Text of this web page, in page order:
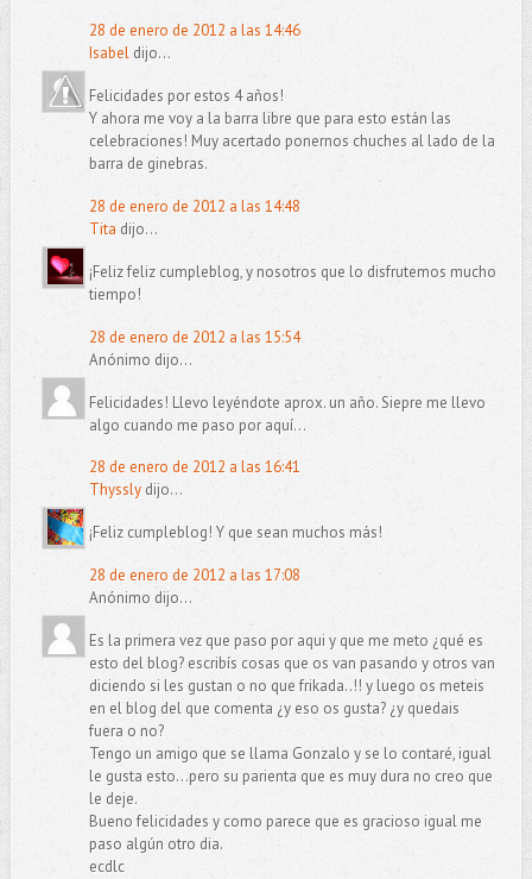
28 de enero de 2012 a las 14:46
Isabeldijo...
Felicidades por estos 4 años!
Y ahora me voy a la barra libre que para esto están las
celebraciones! Muy acertado ponernos chuches al lado de la
barra de ginebras.
28 de enero de 2012 a las 14:48
Tita dijo...
¡Feliz feliz cumpleblog, y nosotros que lo disfrutemos mucho
tiempo!
28 de enero de 2012 a las 15:54
Anónimo dijo...
Felicidades! Llevo leyéndote aprox. un año. Siepre me llevo
algo cuando me paso por aquí...
28 de enero de 2012 a las 16:41
Thysslydijo...
¡Feliz cumpleblog! Y que sean muchos más!
28 de enero de 2012 a las 17:08
Anónimo dijo...
Es la primera vez que paso por aqui y que me meto ¿qué es
esto del blog? escribís cosas que os van pasando y otros van
diciendo si les gustan o no que frikada..!! y luego os meteis
en el blog del que comenta ¿y eso os gusta? ¿y quedais
fuera o no?
Tengo un amigo que se llama Gonzalo y se lo contaré, igual
le gusta esto...pero su parienta que es muy dura no creo que
le deje.
Bueno felicidades y como parece que es gracioso igual me
paso algún otro dia.
ecdlc